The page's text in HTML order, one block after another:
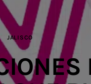
JALISCO